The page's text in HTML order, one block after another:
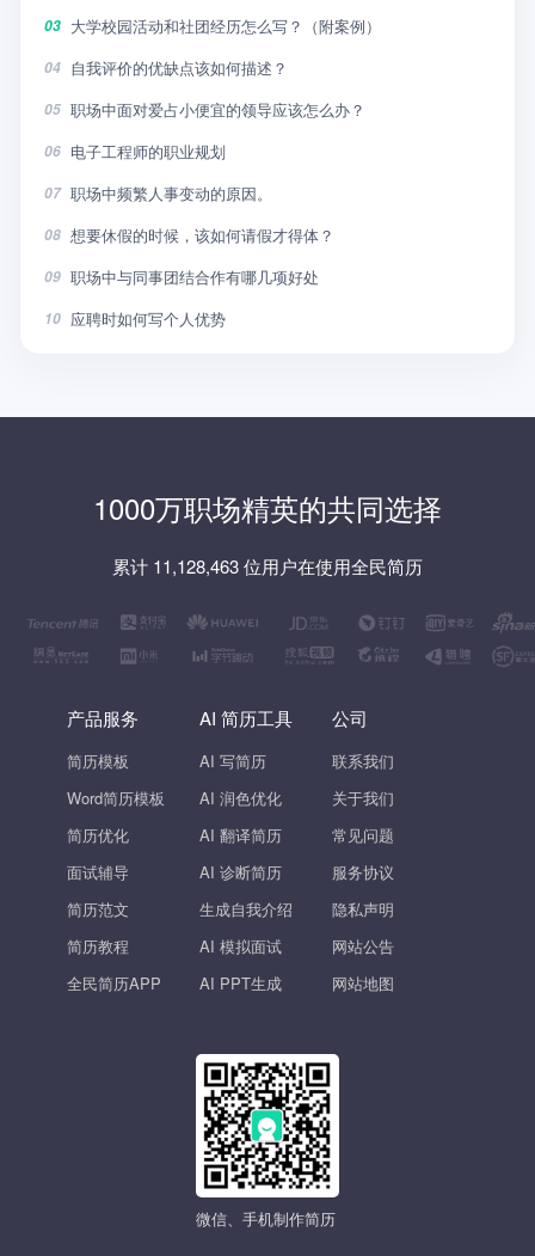
03 大学校园活动和社团经历怎么写？（附案例）
04 自我评价的优缺点该如何描述？
05 职场中面对爱占小便宜的领导应该怎么办？
06 电子工程师的职业规划
07 职场中频繁人事变动的原因。
08 想要休假的时候，该如何请假才得体？
09 职场中与同事团结合作有哪几项好处
10 应聘时如何写个人优势
1000万职场精英的共同选择
累计 11,128,463 位用户在使用全民简历
产品服务
简历模板
Word简历模板
简历优化
面试辅导
简历范文
简历教程
全民简历APP
AI 简历工具
AI 写简历
AI 润色优化
AI 翻译简历
AI 诊断简历
生成自我介绍
AI 模拟面试
AI PPT生成
公司
联系我们
关于我们
常见问题
服务协议
隐私声明
网站公告
网站地图
微信、手机制作简历